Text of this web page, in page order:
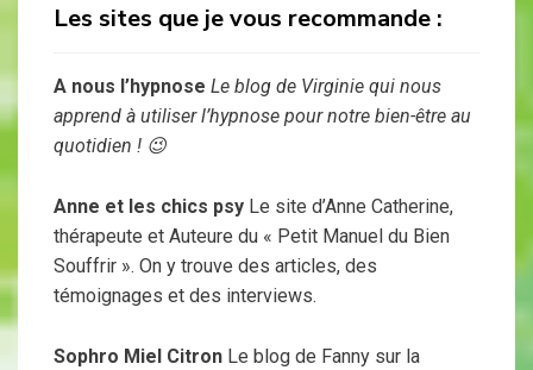
Les sites que je vous recommande :
A nous l’hypnose Le blog de Virginie qui nous
apprend à utiliser l’hypnose pour notre bien-être au
quotidien ! 😉
Anne et les chics psy Le site d’Anne Catherine,
thérapeute et Auteure du « Petit Manuel du Bien
Souffrir ». On y trouve des articles, des
témoignages et des interviews.
Sophro Miel Citron Le blog de Fanny sur la